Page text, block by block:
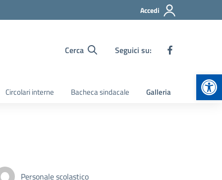
Accedi
Cerca Seguici su:
Circolari interne Bacheca sindacale Galleria
Personale scolastico